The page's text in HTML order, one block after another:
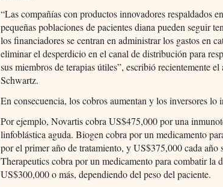
“Las compañías con productos innovadores respaldados
pequeñas poblaciones de pacientes diana pueden seguir
los financiadores se centran en administrar los gastos en
eliminar el desperdicio en el canal de distribución para
sus miembros de terapias útiles”, escribió recientemente
Schwartz.
En consecuencia, los cobros aumentan y los inversores lo
Por ejemplo, Novartis cobra US$475,000 por una
linfoblástica aguda. Biogen cobra por un medicamento
por el primer año de tratamiento, y US$375,000 cada año
Therapeutics cobra por un medicamento para combatir la
US$300,000 o más, dependiendo del peso del paciente.